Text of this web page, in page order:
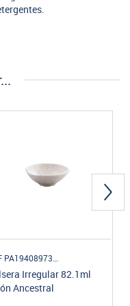
Irregular 82.1ml
Ancestral